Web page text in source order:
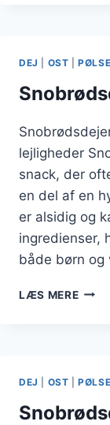
DEJ OST |PØLSE
lejligheder
snack, der
en del af en
er alsidig og
ingredienser,
både børn og
LÆS MERE
DEJ OST |PØLSE